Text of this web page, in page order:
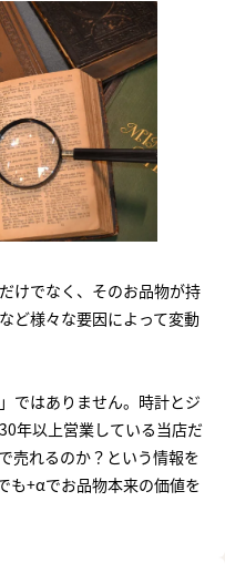
けでなく、そのお品物が持
ど様々な要因によって変動
ではありません。時計とジ
年以上営業している当店だ
売れるのか？という情報を
も+αでお品物本来の価値を